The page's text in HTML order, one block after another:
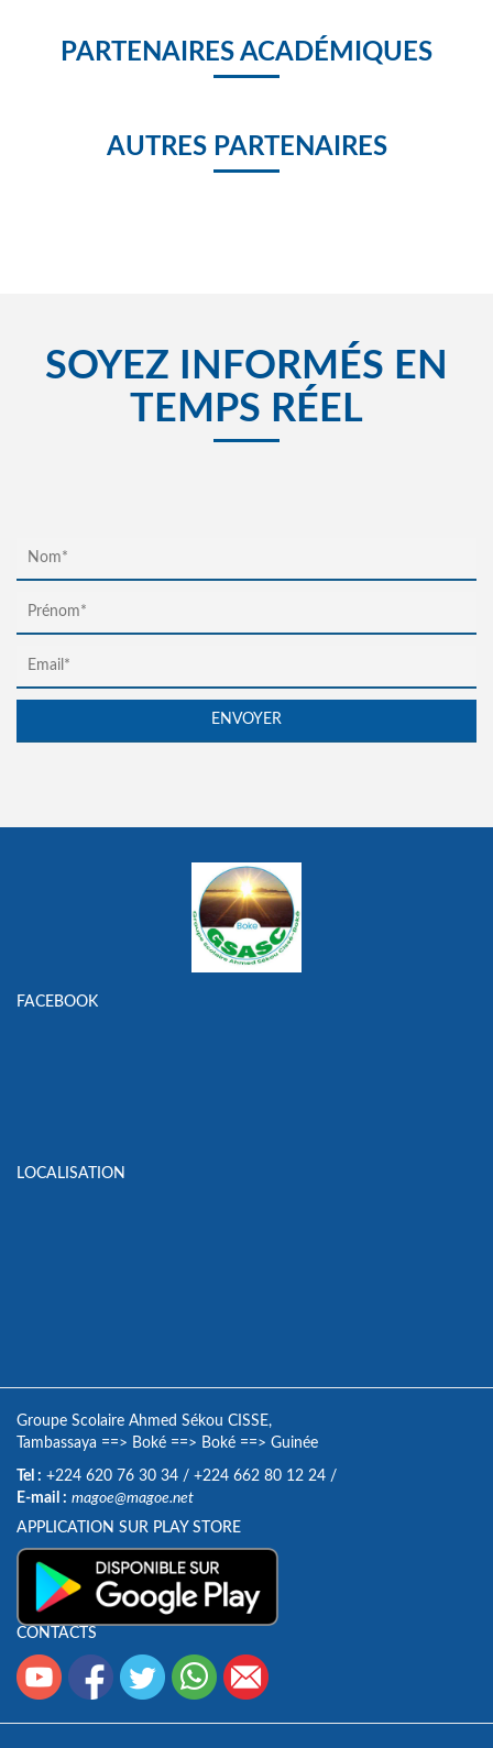
PARTENAIRES ACADÉMIQUES
AUTRES PARTENAIRES
SOYEZ INFORMÉS EN
TEMPS RÉEL
FACEBOOK
LOCALISATION
Groupe Scolaire Ahmed Sékou CISSE,
Tambassaya ==> Boké ==> Boké ==> Guinée
Tel : +224 620 76 30 34 / +224 662 80 12 24 /
E-mail : magoe@magoe.net
APPLICATION SUR PLAY STORE
CONTACTS